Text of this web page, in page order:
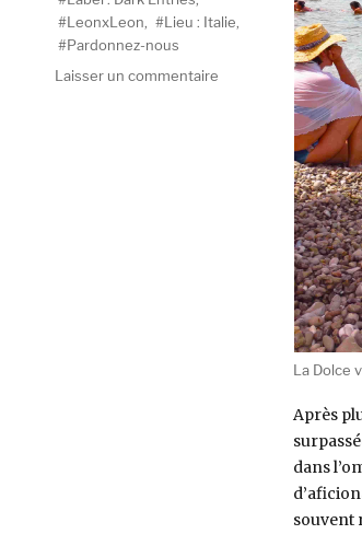
La Dolce
Après
dans
souvent
LeonxLeon
Lieu : Italie
Pardonnez-nous
Laisser un commentaire